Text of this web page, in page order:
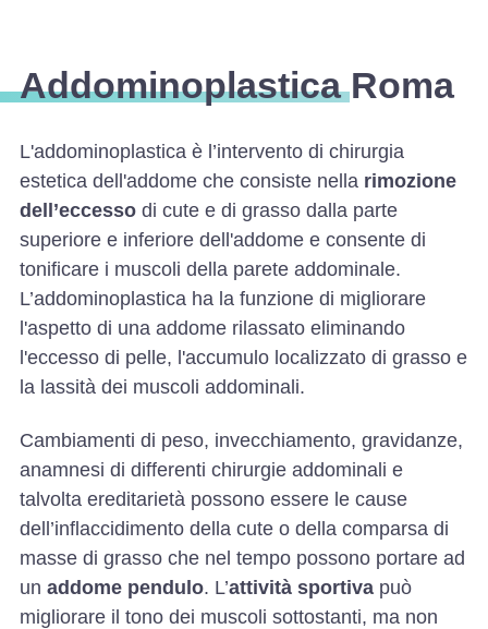
Addominoplastica Roma
L'addominoplastica è l’intervento di chirurgia
estetica dell'addome che consiste nella rimozione
dell’eccesso di cute e di grasso dalla parte
superiore e inferiore dell'addome e consente di
tonificare i muscoli della parete addominale.
L’addominoplastica ha la funzione di migliorare
l'aspetto di una addome rilassato eliminando
l'eccesso di pelle, l'accumulo localizzato di grasso e
la lassità dei muscoli addominali.
Cambiamenti di peso, invecchiamento, gravidanze,
anamnesi di differenti chirurgie addominali e
talvolta ereditarietà possono essere le cause
dell’inflaccidimento della cute o della comparsa di
masse di grasso che nel tempo possono portare ad
un addome pendulo. L’attività sportiva può
migliorare il tono dei muscoli sottostanti, ma non